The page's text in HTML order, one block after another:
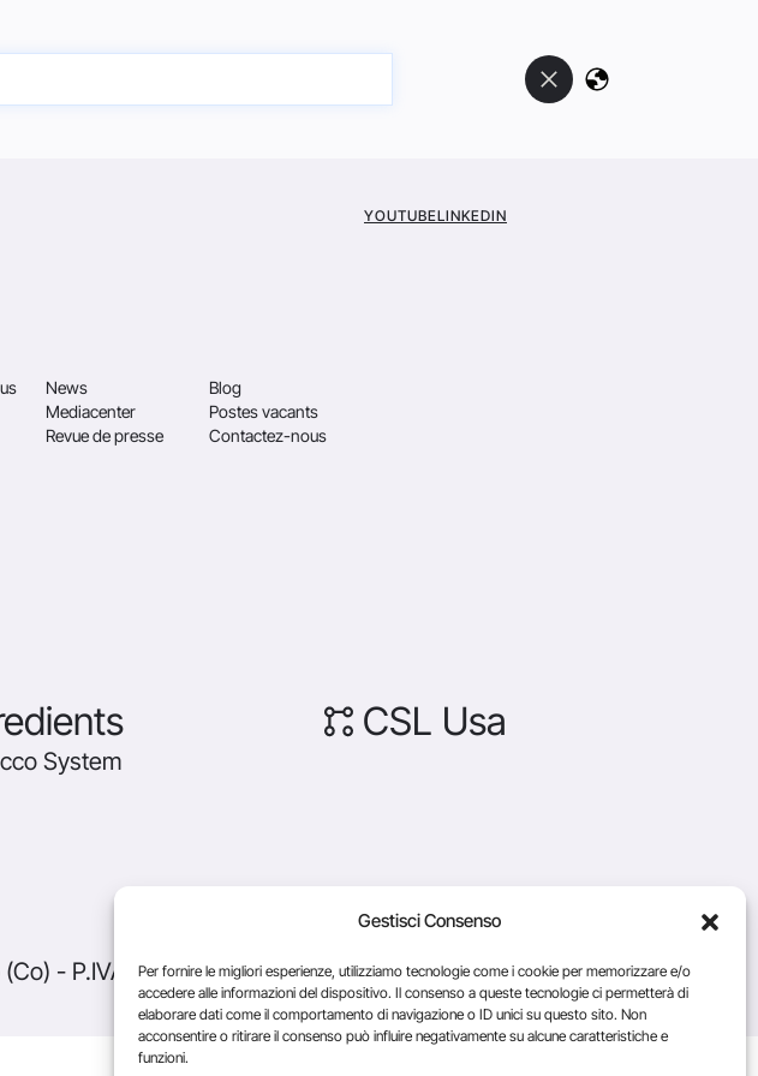
Gestisci Consenso
Per fornire le migliori esperienze, utilizziamo tecnologie come i cookie per memorizzare e/o
accedere alle informazioni del dispositivo. Il consenso a queste tecnologie ci permetterà di
elaborare dati come il comportamento di navigazione o ID unici su questo sito. Non
acconsentire o ritirare il consenso può influire negativamente su alcune caratteristiche e
funzioni.
YOUTUBELINKEDIN
News
Mediacenter
Revue de presse
Blog
Postes vacants
Contactez-nous
System
CSL Usa
- P.IVA 01543570137 Credits